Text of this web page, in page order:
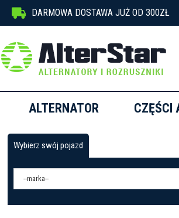
 DARMOWA DOSTAWA JUŻ OD 300ZŁ
ALTERNATOR CZĘŚCI
Wybierz swój pojazd